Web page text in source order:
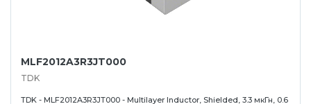
MLF2012A3R3JT000
TDK
TDK - MLF2012A3R3JT000 - Multilayer Inductor, Shielded, 3.3 мкГн, 0.6